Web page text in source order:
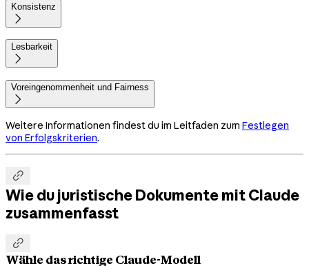
Konsistenz

Lesbarkeit

Voreingenommenheit und Fairness

Weitere Informationen findest du im Leitfaden zum Festlegen
von Erfolgskriterien.

Wie du juristische Dokumente mit Claude
zusammenfasst

Wähle das richtige Claude-Modell